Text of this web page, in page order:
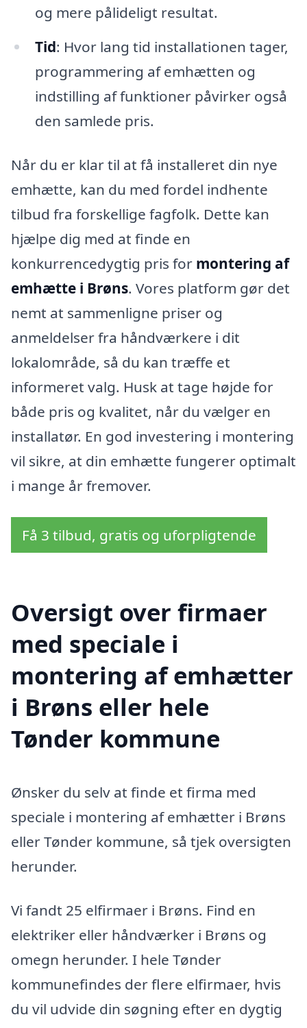
og mere pålideligt resultat.
Tid: Hvor lang tid installationen tager,
programmering af emhætten og
indstilling af funktioner påvirker også
den samlede pris.
Når du er klar til at få installeret din nye
emhætte, kan du med fordel indhente
tilbud fra forskellige fagfolk. Dette kan
hjælpe dig med at finde en
konkurrencedygtig pris for montering af
emhætte i Brøns. Vores platform gør det
nemt at sammenligne priser og
anmeldelser fra håndværkere i dit
lokalområde, så du kan træffe et
informeret valg. Husk at tage højde for
både pris og kvalitet, når du vælger en
installatør. En god investering i montering
vil sikre, at din emhætte fungerer optimalt
i mange år fremover.
Få 3 tilbud, gratis og uforpligtende
Oversigt over firmaer
med speciale i
montering af emhætter
i Brøns eller hele
Tønder kommune
Ønsker du selv at finde et firma med
speciale i montering af emhætter i Brøns
eller Tønder kommune, så tjek oversigten
herunder.
Vi fandt 25 elfirmaer i Brøns. Find en
elektriker eller håndværker i Brøns og
omegn herunder. I hele Tønder
kommunefindes der flere elfirmaer, hvis
du vil udvide din søgning efter en dygtig